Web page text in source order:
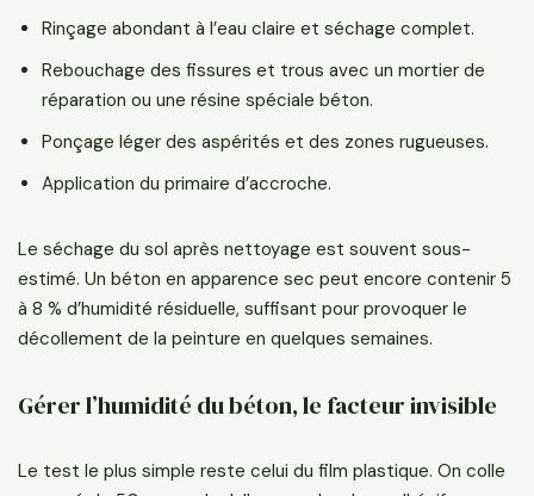
Rinçage abondant à l’eau claire et séchage complet.
Rebouchage des fissures et trous avec un mortier de
réparation ou une résine spéciale béton.
Ponçage léger des aspérités et des zones rugueuses.
Application du primaire d’accroche.
Le séchage du sol après nettoyage est souvent sous-
estimé. Un béton en apparence sec peut encore contenir 5
à 8 % d’humidité résiduelle, suffisant pour provoquer le
décollement de la peinture en quelques semaines.
Gérer l’humidité du béton, le facteur invisible
Le test le plus simple reste celui du film plastique. On colle